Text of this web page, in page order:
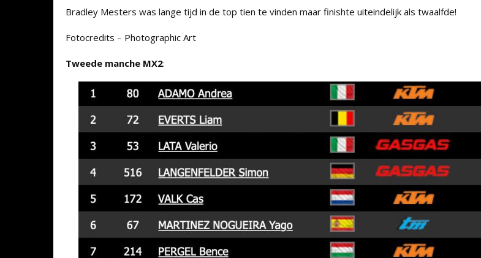
Bradley Mesters was lange tijd in de top tien te vinden maar finishte uiteindelijk als twaalfde!
Fotocredits – Photographic Art
Tweede manche MX2: